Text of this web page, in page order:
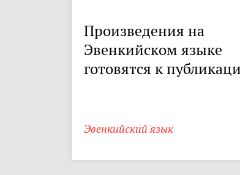
Произведения на
Эвенкийском языке
готовятся к
Эвенкийский язык